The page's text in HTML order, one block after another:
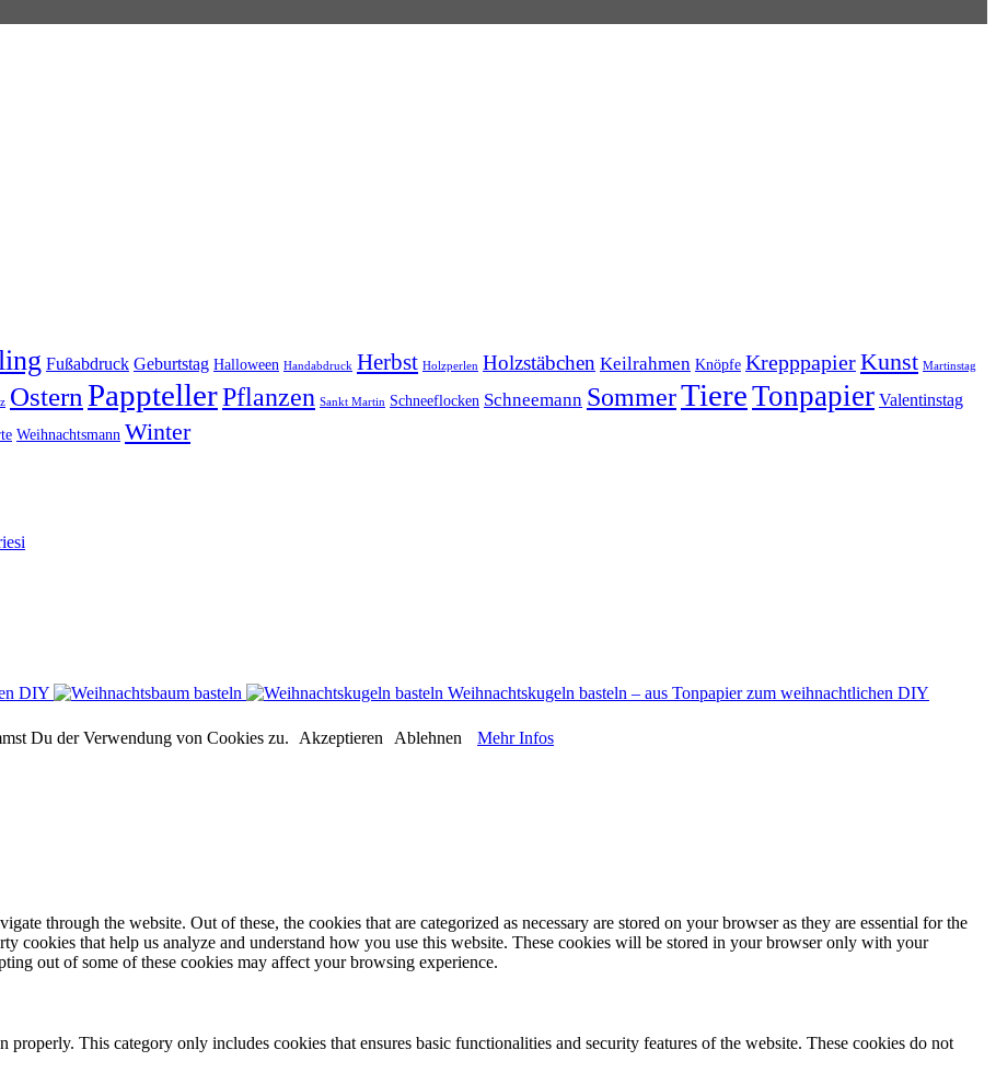
Fußabdruck Geburtstag Halloween Handabdruck Herbst Holzperlen Holzstäbchen Keilrahmen Knöpfe KrepppapierKunst Martinstag
Ostern PapptellerPflanzen Sankt Martin Schneeflocken Schneemann SommerTiereTonpapier Valentinstag
Weihnachtsmann Winter
DIY
Weihnachtskugeln basteln – aus Tonpapier zum weihnachtlichen DIY
Du der Verwendung von Cookies zu.
Akzeptieren Ablehnen Mehr Infos
through the website. Out of these, the cookies that are categorized as necessary are stored on your browser as they are essential for the
cookies that help us analyze and understand how you use this website. These cookies will be stored in your browser only with your
out of some of these cookies may affect your browsing experience.
This category only includes cookies that ensures basic functionalities and security features of the website. These cookies do not